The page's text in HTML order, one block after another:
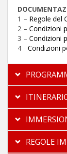
1 – Regole del
2 – Condizioni
3 – Condizioni
4 - Condizioni
REGOLE